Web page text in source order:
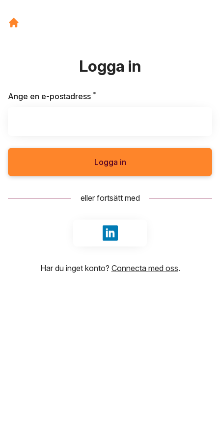
Logga in
Ange en e-postadress *
Logga in
eller fortsätt med
Logga in med LinkedIn
Har du inget konto? Connecta med oss.